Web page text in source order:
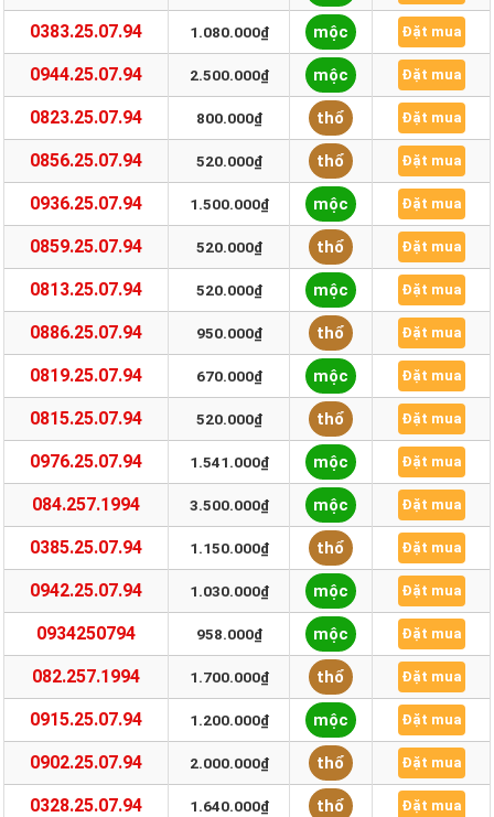
0383.25.07.94 1.080.000₫ mộc Đặt mua
0944.25.07.94 2.500.000₫ mộc Đặt mua
0823.25.07.94 800.000₫ thổ Đặt mua
0856.25.07.94 520.000₫ thổ Đặt mua
0936.25.07.94 1.500.000₫ mộc Đặt mua
0859.25.07.94 520.000₫ thổ Đặt mua
0813.25.07.94 520.000₫ mộc Đặt mua
0886.25.07.94 950.000₫ thổ Đặt mua
0819.25.07.94 670.000₫ mộc Đặt mua
0815.25.07.94 520.000₫ thổ Đặt mua
0976.25.07.94 1.541.000₫ mộc Đặt mua
084.257.1994 3.500.000₫ mộc Đặt mua
0385.25.07.94 1.150.000₫ thổ Đặt mua
0942.25.07.94 1.030.000₫ mộc Đặt mua
0934250794 958.000₫ mộc Đặt mua
082.257.1994 1.700.000₫ thổ Đặt mua
0915.25.07.94 1.200.000₫ mộc Đặt mua
0902.25.07.94 2.000.000₫ thổ Đặt mua
0328.25.07.94 1.640.000₫ thổ Đặt mua